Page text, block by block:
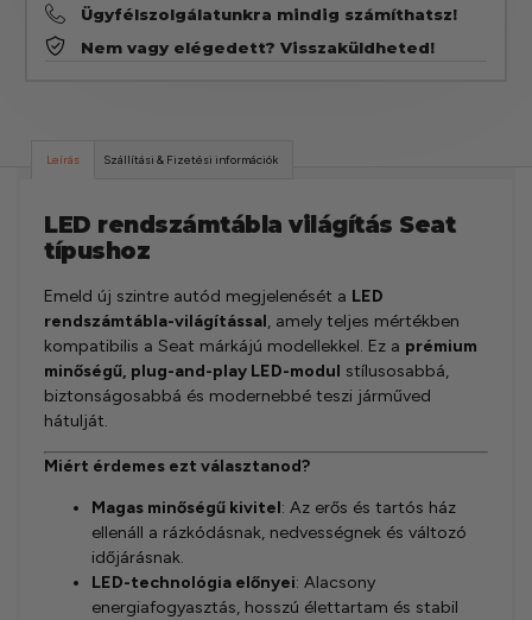
Ügyfélszolgálatunkra mindig számíthatsz!
Nem vagy elégedett? Visszaküldheted!
Leírás Szállítási & Fizetési információk
LED rendszámtábla világítás Seat
típushoz
Emeld új szintre autód megjelenését a LED
rendszámtábla-világítással, amely teljes mértékben
kompatibilis a Seat márkájú modellekkel. Ez a prémium
minőségű, plug-and-play LED-modul stílusosabbá,
biztonságosabbá és modernebbé teszi járműved
hátulját.
Miért érdemes ezt választanod?
Magas minőségű kivitel: Az erős és tartós ház
ellenáll a rázkódásnak, nedvességnek és változó
időjárásnak.
LED-technológia előnyei: Alacsony
energiafogyasztás, hosszú élettartam és stabil